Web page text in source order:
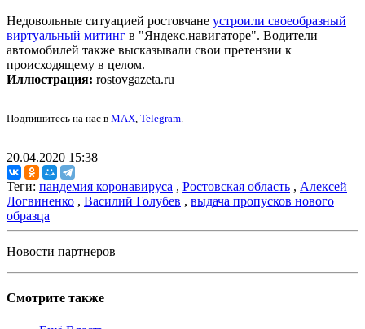
Недовольные ситуацией ростовчане устроили своеобразный
виртуальный митинг в "Яндекс.навигаторе". Водители
автомобилей также высказывали свои претензии к
происходящему в целом.
Иллюстрация: rostovgazeta.ru
Подпишитесь на нас в MAX, Telegram.
20.04.2020 15:38
Теги: пандемия коронавируса , Ростовская область , Алексей
Логвиненко , Василий Голубев , выдача пропусков нового
образца
Новости партнеров
Смотрите также